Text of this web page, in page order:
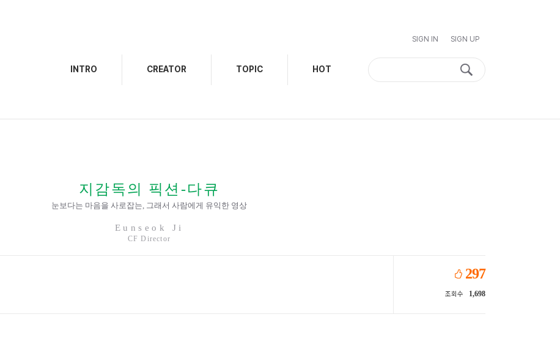
SIGN IN SIGN UP
INTRO CREATOR TOPIC HOT
지감독의 픽션-다큐
눈보다는 마음을 사로잡는, 그래서 사람에게 유익한 영상
Eunseok Ji
CF Director
297
조회수 1,698